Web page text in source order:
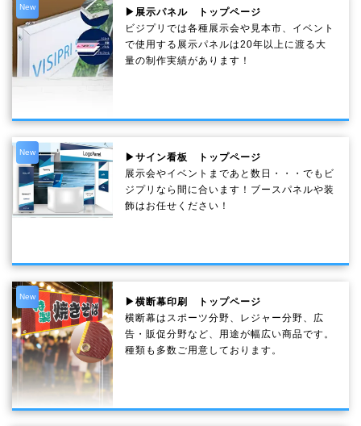
New
▶展示パネル トップページ
ビジプリでは各種展示会や見本市、イベント
で使用する展示パネルは20年以上に渡る大
量の制作実績があります！
New
▶サイン看板 トップページ
展示会やイベントまであと数日・・・でもビ
ジプリなら間に合います！ブースパネルや装
飾はお任せください！
New
▶横断幕印刷 トップページ
横断幕はスポーツ分野、レジャー分野、広
告・販促分野など、用途が幅広い商品です。
種類も多数ご用意しております。